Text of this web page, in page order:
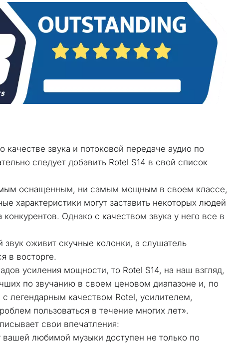
качестве звука и потоковой передаче аудио по
следует добавить Rotel S14 в свой список
оснащенным, ни самым мощным в своем классе,
характеристики могут заставить некоторых людей
конкурентов. Однако с качеством звука у него все в
оживит скучные колонки, а слушатель
в восторге.
усиления мощности, то Rotel S14, на наш взгляд,
по звучанию в своем ценовом диапазоне и, по
легендарным качеством Rotel, усилителем,
пользоваться в течение многих лет».
свои впечатления:
вашей любимой музыки доступен не только по